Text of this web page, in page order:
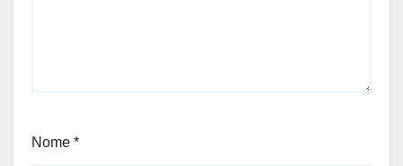
Nome *